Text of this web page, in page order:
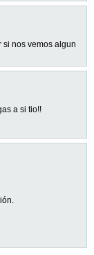
si nos vemos algun
a si tio!!